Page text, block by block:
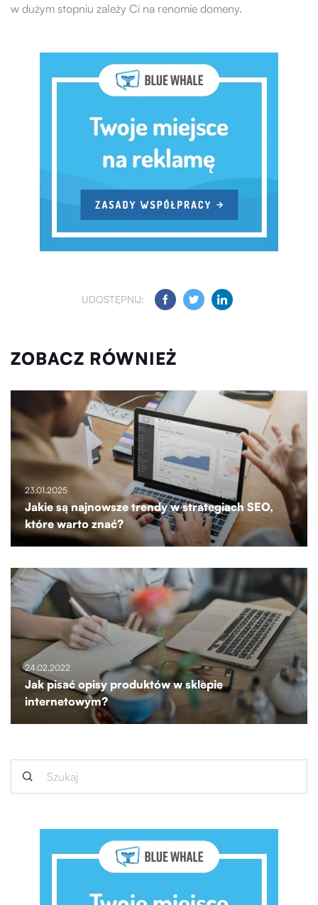
w dużym stopniu zależy Ci na renomie domeny.
UDOSTĘPNIJ:
ZOBACZ RÓWNIEŻ
23.01.2025
Jakie są najnowsze trendy w strategiach SEO,
które warto znać?
24.02.2022
Jak pisać opisy produktów w sklepie
internetowym?